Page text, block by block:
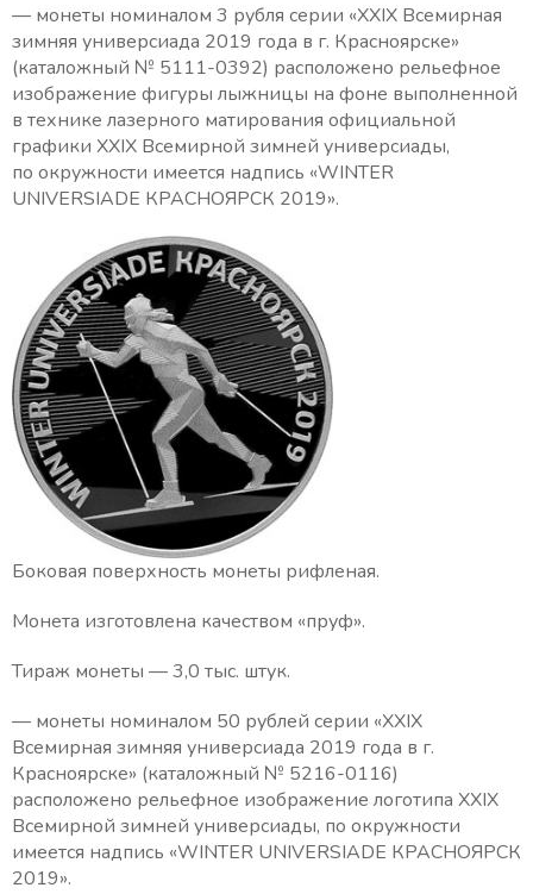
— монеты номиналом 3 рубля серии «ХХIХ Всемирная
зимняя универсиада 2019 года в г. Красноярске»
(каталожный № 5111-0392) расположено рельефное
изображение фигуры лыжницы на фоне выполненной
в технике лазерного матирования официальной
графики ХХIХ Всемирной зимней универсиады,
по окружности имеется надпись «WINTER
UNIVERSIADE КРАСНОЯРСК 2019».
Боковая поверхность монеты рифленая.
Монета изготовлена качеством «пруф».
Тираж монеты — 3,0 тыс. штук.
— монеты номиналом 50 рублей серии «ХХIХ
Всемирная зимняя универсиада 2019 года в г.
Красноярске» (каталожный № 5216-0116)
расположено рельефное изображение логотипа XXIX
Всемирной зимней универсиады, по окружности
имеется надпись «WINTER UNIVERSIADE КРАСНОЯРСК
2019».